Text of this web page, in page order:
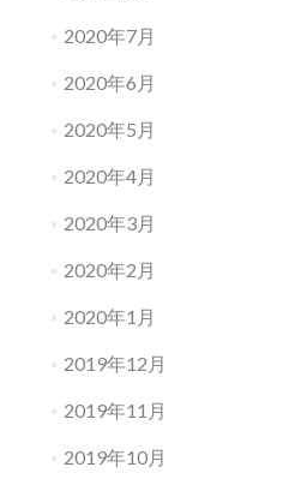
2020年7月
2020年6月
2020年5月
2020年4月
2020年3月
2020年2月
2020年1月
2019年12月
2019年11月
2019年10月